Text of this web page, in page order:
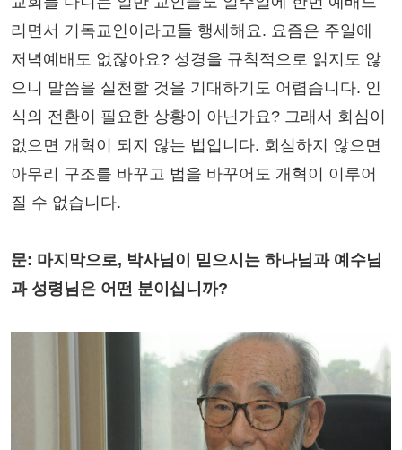
리면서 기독교인이라고들 행세해요. 요즘은 주일에
저녁예배도 없잖아요? 성경을 규칙적으로 읽지도 않
으니 말씀을 실천할 것을 기대하기도 어렵습니다. 인
식의 전환이 필요한 상황이 아닌가요? 그래서 회심이
없으면 개혁이 되지 않는 법입니다. 회심하지 않으면
아무리 구조를 바꾸고 법을 바꾸어도 개혁이 이루어
질 수 없습니다.
문: 마지막으로, 박사님이 믿으시는 하나님과 예수님
과 성령님은 어떤 분이십니까?